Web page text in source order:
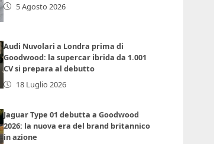
5 Agosto 2026
Audi Nuvolari a Londra prima di
Goodwood: la supercar ibrida da 1.001
CV si prepara al debutto
18 Luglio 2026
Jaguar Type 01 debutta a Goodwood
2026: la nuova era del brand britannico
in azione